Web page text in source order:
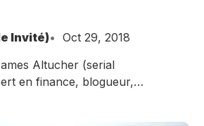
Invité)
Oct 29, 2018
Altucher (serial
en finance, blogueur,